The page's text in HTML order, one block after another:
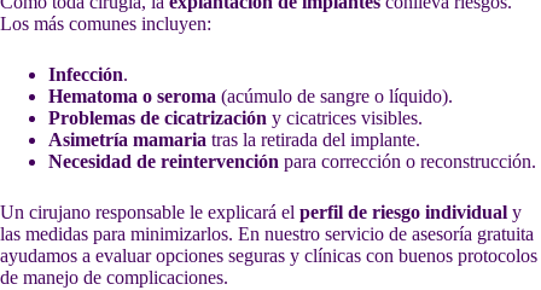
Los más comunes incluyen:
Infección.
Hematoma o seroma (acúmulo de sangre o líquido).
Problemas de cicatrización y cicatrices visibles.
Asimetría mamaria tras la retirada del implante.
Necesidad de reintervención para corrección o reconstrucción.
Un cirujano responsable le explicará el perfil de riesgo individual y
las medidas para minimizarlos. En nuestro servicio de asesoría gratuita
ayudamos a evaluar opciones seguras y clínicas con buenos protocolos
de manejo de complicaciones.